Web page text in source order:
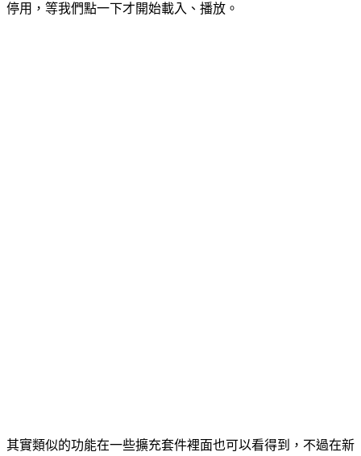
停用，等我們點一下才開始載入、播放。
其實類似的功能在一些擴充套件裡面也可以看得到，不過在新